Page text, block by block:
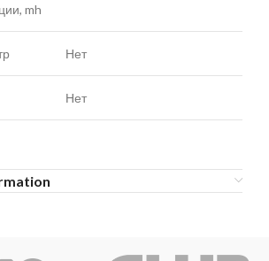
mh
Нет
Нет